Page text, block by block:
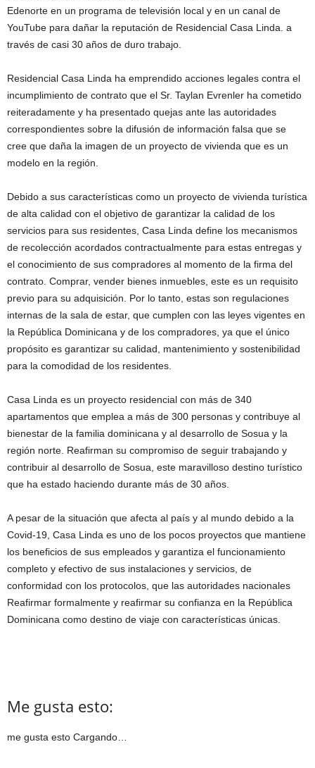
Edenorte en un programa de televisión local y en un canal de
YouTube para dañar la reputación de Residencial Casa Linda. a
través de casi 30 años de duro trabajo.
Residencial Casa Linda ha emprendido acciones legales contra el
incumplimiento de contrato que el Sr. Taylan Evrenler ha cometido
reiteradamente y ha presentado quejas ante las autoridades
correspondientes sobre la difusión de información falsa que se
cree que daña la imagen de un proyecto de vivienda que es un
modelo en la región.
Debido a sus características como un proyecto de vivienda turística
de alta calidad con el objetivo de garantizar la calidad de los
servicios para sus residentes, Casa Linda define los mecanismos
de recolección acordados contractualmente para estas entregas y
el conocimiento de sus compradores al momento de la firma del
contrato. Comprar, vender bienes inmuebles, este es un requisito
previo para su adquisición. Por lo tanto, estas son regulaciones
internas de la sala de estar, que cumplen con las leyes vigentes en
la República Dominicana y de los compradores, ya que el único
propósito es garantizar su calidad, mantenimiento y sostenibilidad
para la comodidad de los residentes.
Casa Linda es un proyecto residencial con más de 340
apartamentos que emplea a más de 300 personas y contribuye al
bienestar de la familia dominicana y al desarrollo de Sosua y la
región norte. Reafirman su compromiso de seguir trabajando y
contribuir al desarrollo de Sosua, este maravilloso destino turístico
que ha estado haciendo durante más de 30 años.
A pesar de la situación que afecta al país y al mundo debido a la
Covid-19, Casa Linda es uno de los pocos proyectos que mantiene
los beneficios de sus empleados y garantiza el funcionamiento
completo y efectivo de sus instalaciones y servicios, de
conformidad con los protocolos, que las autoridades nacionales
Reafirmar formalmente y reafirmar su confianza en la República
Dominicana como destino de viaje con características únicas.
Me gusta esto:
me gusta esto Cargando…